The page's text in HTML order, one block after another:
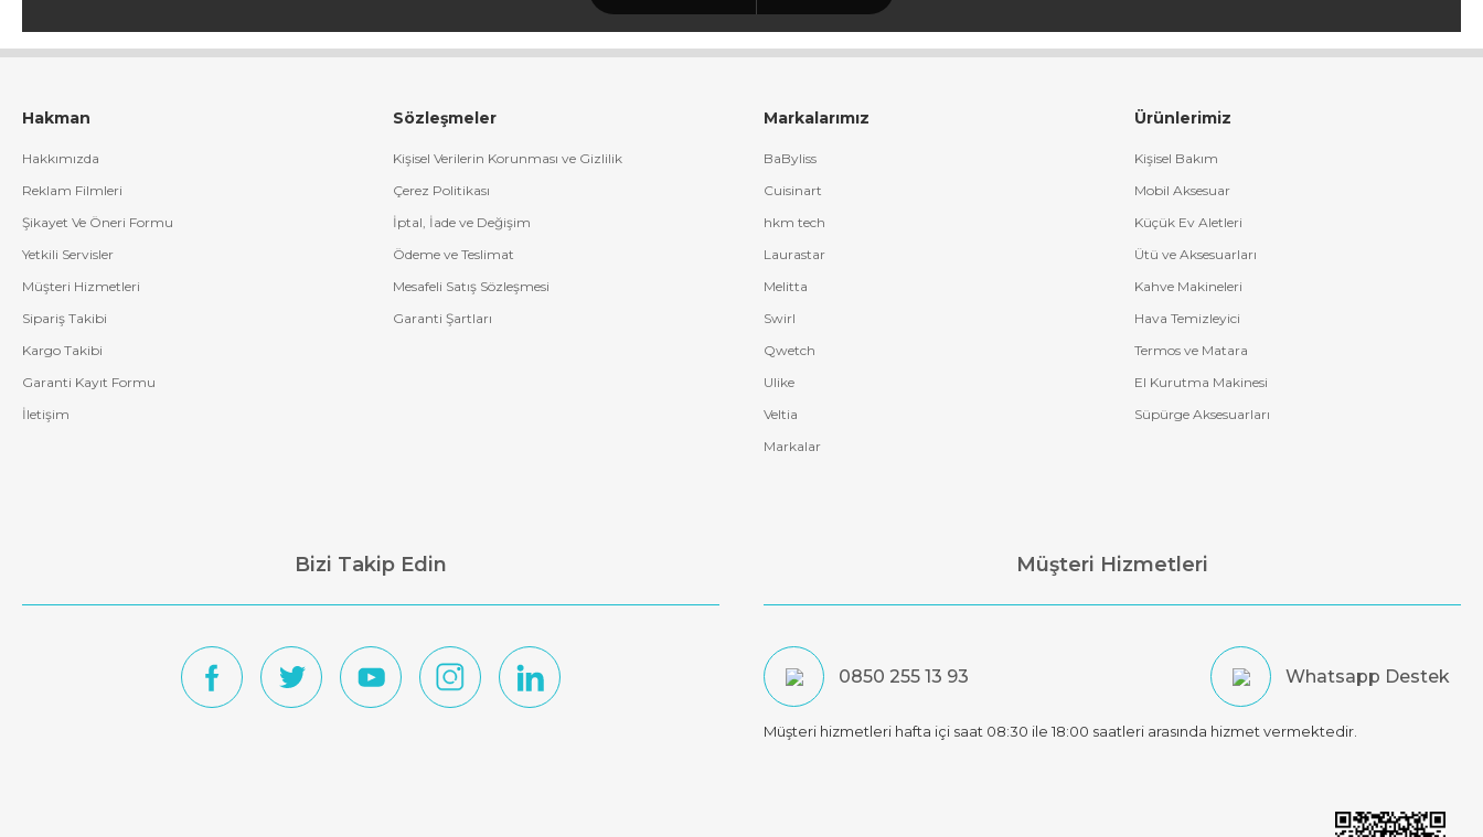
Hakman
Hakkımızda
Reklam Filmleri
Şikayet Ve Öneri Formu
Yetkili Servisler
Müşteri Hizmetleri
Sipariş Takibi
Kargo Takibi
Garanti Kayıt Formu
İletişim
Sözleşmeler
Kişisel Verilerin Korunması ve Gizlilik
Çerez Politikası
İptal, İade ve Değişim
Ödeme ve Teslimat
Mesafeli Satış Sözleşmesi
Garanti Şartları
Markalarımız
BaByliss
Cuisinart
hkm tech
Laurastar
Melitta
Swirl
Qwetch
Ulike
Veltia
Markalar
Ürünlerimiz
Kişisel Bakım
Mobil Aksesuar
Küçük Ev Aletleri
Ütü ve Aksesuarları
Kahve Makineleri
Hava Temizleyici
Termos ve Matara
El Kurutma Makinesi
Süpürge Aksesuarları
Bizi Takip Edin Müşteri Hizmetleri
0850 255 13 93 Whatsapp Destek
Müşteri hizmetleri hafta içi saat 08:30 ile 18:00 saatleri arasında hizmet vermektedir.